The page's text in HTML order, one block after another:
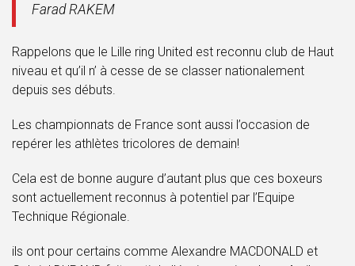
Farad RAKEM
Rappelons que le Lille ring United est reconnu club de Haut
niveau et qu’il n’ à cesse de se classer nationalement
depuis ses débuts.
Les championnats de France sont aussi l’occasion de
repérer les athlètes tricolores de demain!
Cela est de bonne augure d’autant plus que ces boxeurs
sont actuellement reconnus à potentiel par l’Equipe
Technique Régionale.
ils ont pour certains comme Alexandre MACDONALD et